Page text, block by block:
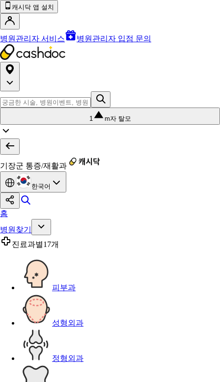
캐시닥 앱 설치
병원관리자 서비스 병원관리자 입점 문의
1 m자 탈모
기장군 통증/재활과
한국어
홈
병원찾기
진료과별17개
피부과
성형외과
정형외과